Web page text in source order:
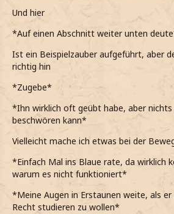
Und hier
*Auf einen Abschnitt weiter unten
Ist ein Beispielzauber aufgeführt, aber
richtig hin
*Zugebe*
*Ihn wirklich oft geübt habe, aber nichts
beschwören kann*
Vielleicht mache ich etwas bei der
*Einfach Mal ins Blaue rate, da wirklich
warum es nicht funktioniert*
*Meine Augen in Erstaunen weite, als
Recht studieren zu wollen*